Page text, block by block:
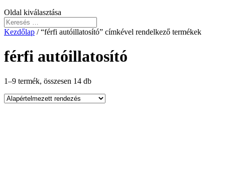
Oldal kiválasztása
Kezdőlap / “férfi autóillatosító” címkével rendelkező termékek
férfi autóillatosító
1–9 termék, összesen 14 db